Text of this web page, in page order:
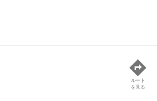
ルート
を見る